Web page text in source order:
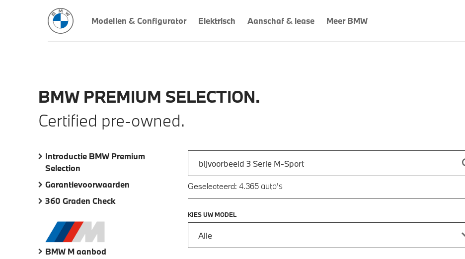
Modellen & Configurator Elektrisch Aanschaf & lease Meer BMW
BMW PREMIUM SELECTION.
Certified pre-owned.
Introductie BMW Premium
Selection
Garantievoorwaarden
360 Graden Check
BMW M aanbod
Typ een automodel in en druk op enter om te zoeken
Geselecteerd: 4.365 auto's
KIES UW MODEL